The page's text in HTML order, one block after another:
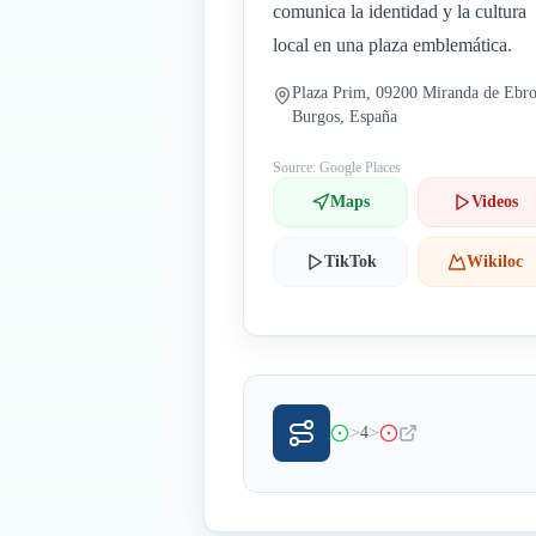
comunica la identidad y la cultura
local en una plaza emblemática.
Plaza Prim, 09200 Miranda de
Burgos, España
Source: Google Places
Maps Videos
TikTok Wikiloc
>4>